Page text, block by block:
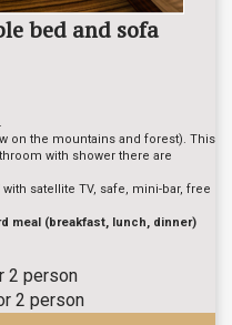
bed and sofa
on the mountains and forest). This
with shower there are
satellite TV, safe, mini-bar, free
meal (breakfast, lunch, dinner)
2 person
2 person